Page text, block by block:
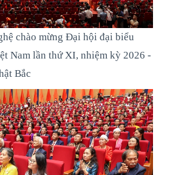
chào mừng Đại hội đại biểu
Nam lần thứ XI, nhiệm kỳ 2026 -
Bắc